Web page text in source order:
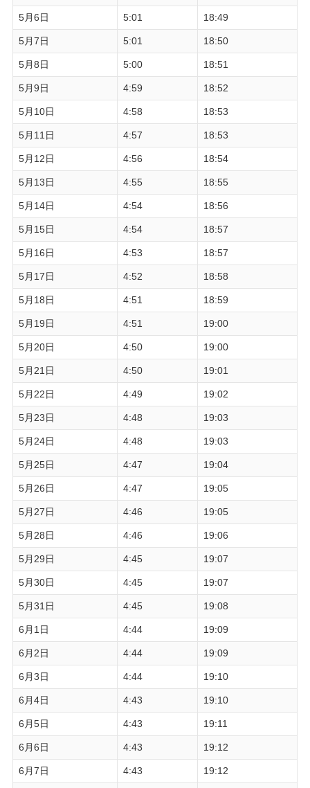
5月6日 5:01 18:49
5月7日 5:01 18:50
5月8日 5:00 18:51
5月9日 4:59 18:52
5月10日 4:58 18:53
5月11日 4:57 18:53
5月12日 4:56 18:54
5月13日 4:55 18:55
5月14日 4:54 18:56
5月15日 4:54 18:57
5月16日 4:53 18:57
5月17日 4:52 18:58
5月18日 4:51 18:59
5月19日 4:51 19:00
5月20日 4:50 19:00
5月21日 4:50 19:01
5月22日 4:49 19:02
5月23日 4:48 19:03
5月24日 4:48 19:03
5月25日 4:47 19:04
5月26日 4:47 19:05
5月27日 4:46 19:05
5月28日 4:46 19:06
5月29日 4:45 19:07
5月30日 4:45 19:07
5月31日 4:45 19:08
6月1日 4:44 19:09
6月2日 4:44 19:09
6月3日 4:44 19:10
6月4日 4:43 19:10
6月5日 4:43 19:11
6月6日 4:43 19:12
6月7日 4:43 19:12